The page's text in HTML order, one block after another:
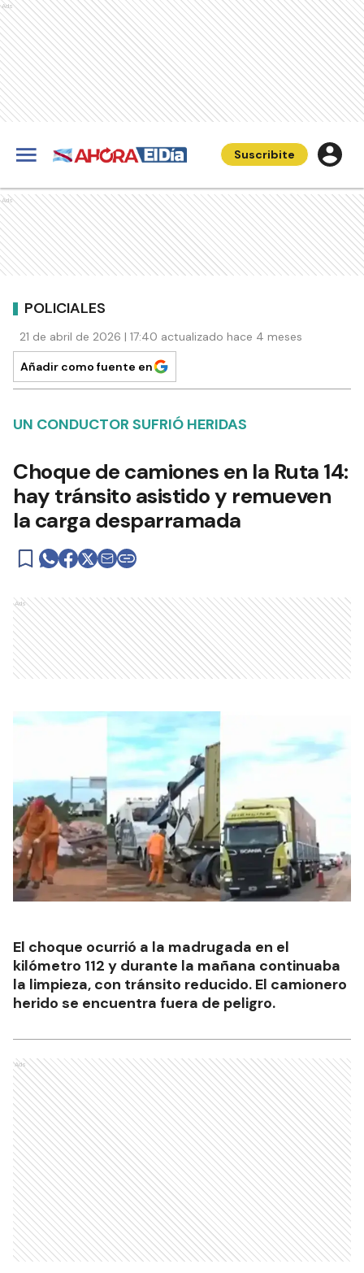
Ads
Suscribite
Ads
POLICIALES
21 de abril de 2026 | 17:40 actualizado hace 4 meses
Añadir como fuente en
UN CONDUCTOR SUFRIÓ HERIDAS
Choque de camiones en la Ruta 14:
hay tránsito asistido y remueven
la carga desparramada
Ads
El choque ocurrió a la madrugada en el
kilómetro 112 y durante la mañana continuaba
la limpieza, con tránsito reducido. El camionero
herido se encuentra fuera de peligro.
Ads